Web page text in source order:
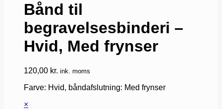
Bånd til
begravelsesbinderi –
Hvid, Med frynser
120,00 kr. ink. moms
Farve: Hvid, båndafslutning: Med frynser
×